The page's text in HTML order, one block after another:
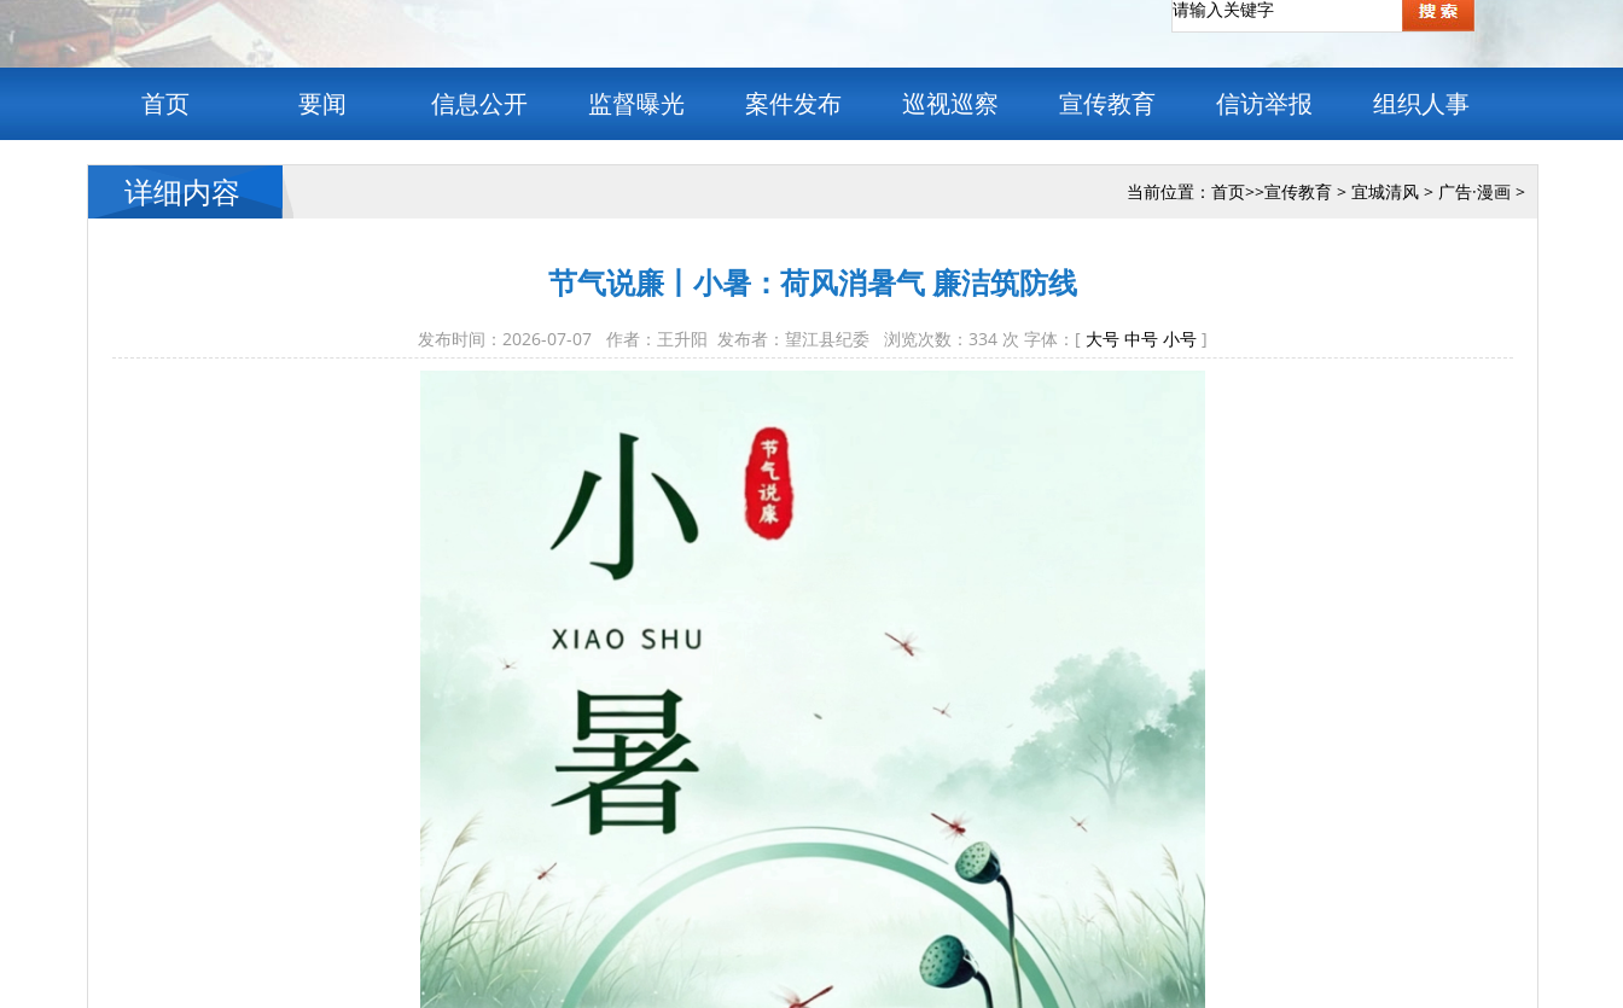
首页 要闻 信息公开 监督曝光 案件发布 巡视巡察 宣传教育 信访举报 组织人事
当前位置： 首页>>宣传教育 > 宜城清风 > 广告·漫画 >
详细内容
节气说廉丨小暑：荷风消暑气 廉洁筑防线
发布时间：2026-07-07 作者：王升阳 发布者：望江县纪委 浏览次数： 334 次 字体：[ 大号 中号 小号 ]